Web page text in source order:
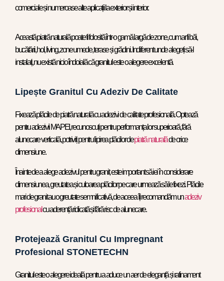
comerciale și numeroase alte aplicații la exterior și interior.
Această piatră naturală poate fi folosită într-o gamă largă de zone, cum ar fi băi,
bucătării, hol, living, zone umede, terase și grădini. Indiferent unde alegeți să-l
instalați, nu există nicio îndoială că granitul este o alegere excelentă.
Lipește Granitul Cu Adeziv De Calitate
Fixează plăcile de piatră naturală cu adezivi de calitate profesională. Optează
pentru adezivii MAPEI, recunoscuți pentru performanța lor superioară, fără
alunecare verticală, potriviți pentru lipirea plăcilor depiatră naturalăde orice
dimensiune.
Înainte de a alege adezivul pentru granit, este important să iei în considerare
dimensiunea, greutatea și culoarea plăcilor pe care urmează să le fixezi. Plăcile
mari de granit au o greutate semnificativă, de aceea îți recomandăm unadeziv
profesionalcu aderență ridicată și fără risc de alunecare.
Protejează Granitul Cu Impregnant
Profesional STONETECHN
Granitul este o alegere ideală pentru a aduce un aer de eleganță și rafinament